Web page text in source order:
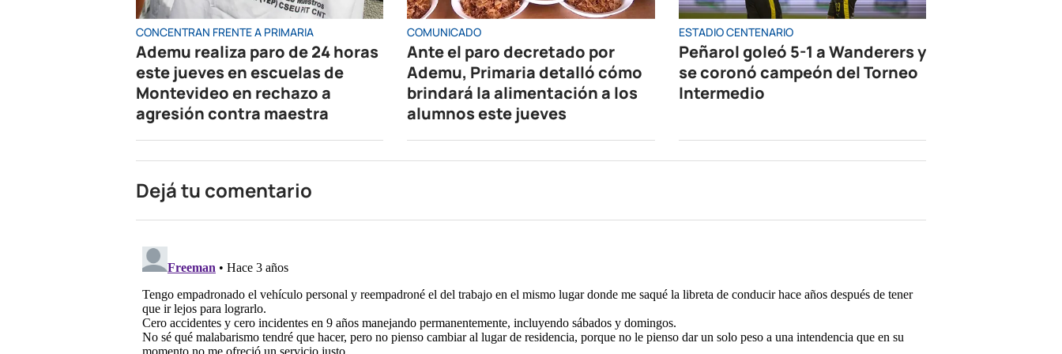
CONCENTRAN FRENTE A PRIMARIA
Ademu realiza paro de 24 horas
este jueves en escuelas de
Montevideo en rechazo a
agresión contra maestra
COMUNICADO
Ante el paro decretado por
Ademu, Primaria detalló cómo
brindará la alimentación a los
alumnos este jueves
ESTADIO CENTENARIO
Peñarol goleó 5-1 a Wanderers y
se coronó campeón del Torneo
Intermedio
Dejá tu comentario